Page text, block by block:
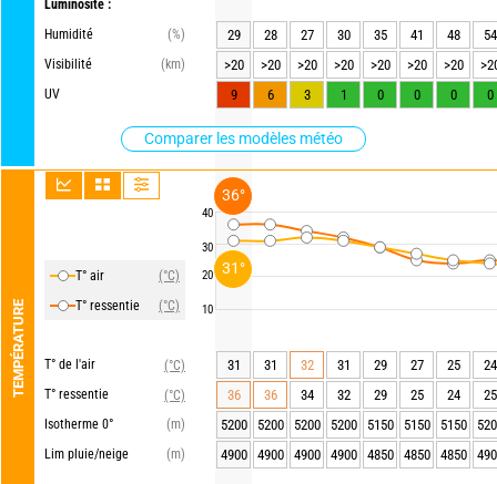
Luminosité :
Humidité
(%)
Visibilité
(km)
UV
Comparer les modèles météo
TEMPÉRATURE
T° air
(°C)
T° ressentie
(°C)
T° de l'air
(°C)
T° ressentie
(°C)
Isotherme 0°
(m)
Lim pluie/neige
(m)
40
30
20
10
29 28 27 30 35 41 48
54
>20
>20 >20 >20 >20 >20 >20
9
6 3 1 0 0 0 0
31 31 32 31 29 27 25
24
36
36 34 32 29 25 24
25
5200
5200 5200 5200 5150 5150 5150
4900
4900 4900 4900 4850 4850 4850
31°
36°